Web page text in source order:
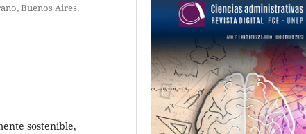
Buenos Aires,
sostenible,